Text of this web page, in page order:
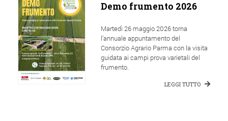
Demo frumento 2026
Martedì 26 maggio 2026 torna
l’annuale appuntamento del
Consorzio Agrario Parma con la visita
guidata ai campi prova varietali del
frumento.
LEGGI TUTTO